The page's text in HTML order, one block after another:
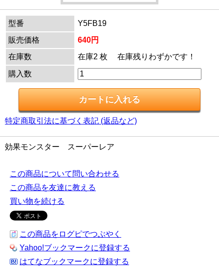
型番
Y5FB19
販売価格
640円
在庫数
在庫2 枚 在庫残りわずかです！
購入数
特定商取引法に基づく表記 (返品など)
効果モンスター スーパーレア
この商品について問い合わせる
この商品を友達に教える
買い物を続ける
この商品をログピでつぶやく
Yahoo!ブックマークに登録する
はてなブックマークに登録する